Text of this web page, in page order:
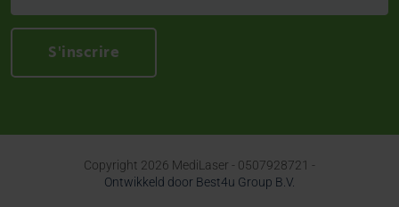
Copyright 2026 MediLaser - 0507928721 -
Ontwikkeld door Best4u Group B.V.